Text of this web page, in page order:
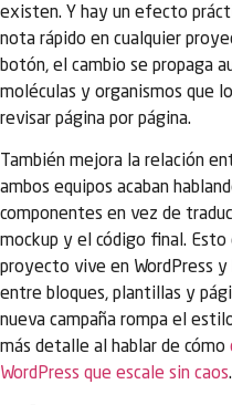
existen. Y hay un efecto
nota rápido en cualquier
botón, el cambio se propaga
moléculas y organismos que
revisar página por página.
También mejora la relación
ambos equipos acaban
componentes en vez de
mockup y el código final.
proyecto vive en WordPress
entre bloques, plantillas y
nueva campaña rompa el
más detalle al hablar de cómo
WordPress que escale sin caos.